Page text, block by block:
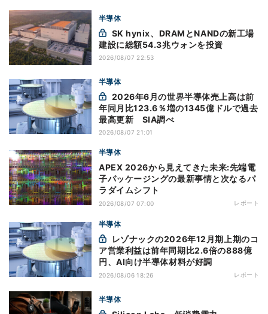
半導体
建設に総額54.3兆ウォンを投資
2026/08/07 22:53
半導体
年同月比123.6％増の1345億ドルで過去
最高更新 SIA調べ
2026/08/07 21:01
半導体
APEX 2026から見えてきた未来:先端電
子パッケージングの最新事情と次なるパ
ラダイムシフト
2026/08/07 07:00 レポート
半導体
ア営業利益は前年同期比2.6倍の888億
円、AI向け半導体材料が好調
2026/08/06 18:26 レポート
半導体